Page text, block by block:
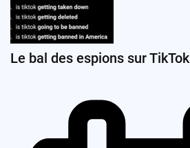
Le bal des espions sur TikTok